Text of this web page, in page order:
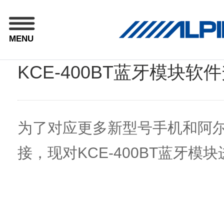
MENU
KCE-400BT蓝牙模块软
为了对应更多新型号手机和阿
接，现对KCE-400BT蓝牙模块